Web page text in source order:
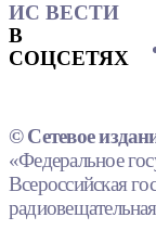
ИС ВЕСТИ
В
СОЦСЕТЯХ
© Сетевое
«Федеральное
Всероссийская